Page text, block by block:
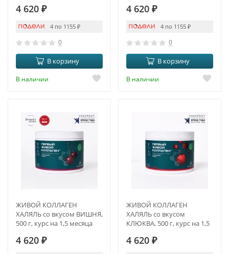
4 620 ₽
4 по 1155 ₽
0
В корзину
В наличии
4 620 ₽
4 по 1155 ₽
0
В корзину
В наличии
ЖИВОЙ КОЛЛАГЕН
ХАЛЯЛЬ со вкусом ВИШНЯ,
500 г, курс на 1,5 месяца
4 620 ₽
ЖИВОЙ КОЛЛАГЕН
ХАЛЯЛЬ со вкусом
КЛЮКВА, 500 г, курс на 1,5
4 620 ₽